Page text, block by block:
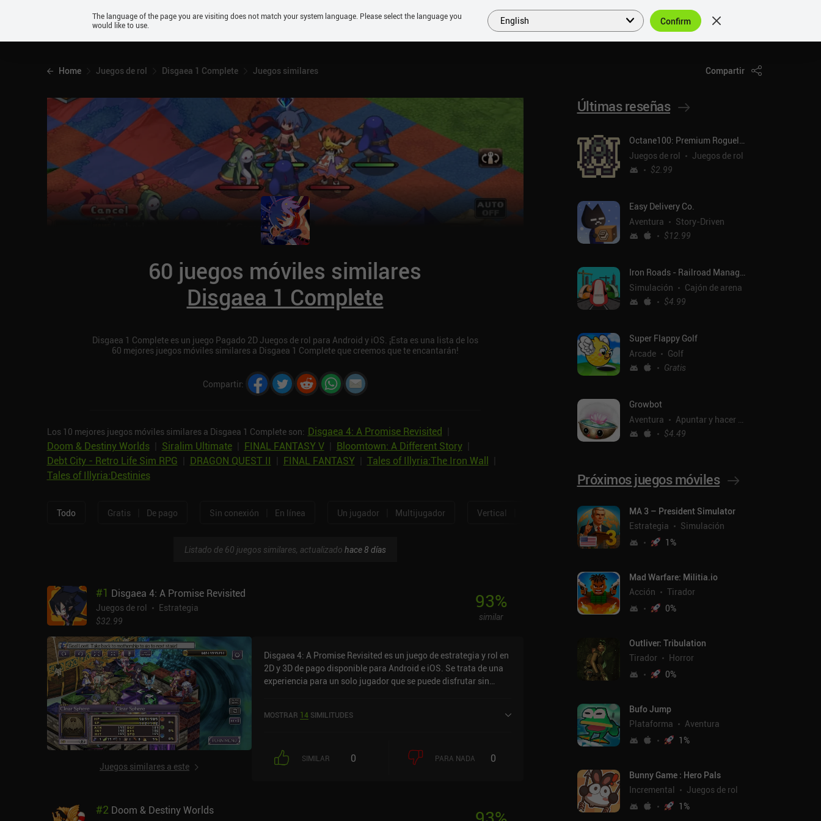
Android
PRÓXIMOS SIMILARES COLECCIONES TOP ES
Home Juegos de rol Disgaea 1 Complete Juegos similares Compartir
60 juegos móviles similares
Disgaea 1 Complete
Disgaea 1 Complete es un juego Pagado 2D Juegos de rol para Android y iOS. ¡Esta es una lista de los
60 mejores juegos móviles similares a Disgaea 1 Complete que creemos que te encantarán!
Compartir:
Los 10 mejores juegos móviles similares a Disgaea 1 Complete son: Disgaea 4: A Promise Revisited
Doom & Destiny Worlds| Siralim Ultimate| FINAL FANTASY V| Bloomtown: A Different Story|
Debt City - Retro Life Sim RPG
DRAGON QUEST II FINAL FANTASY| Tales of Illyria:The Iron Wall
Tales of Illyria:Destinies
Todo Gratis De pago Sin conexión En línea Un jugador Multijugador Vertical
Listado de 60 juegos similares, actualizado hace 8 días
#1 Disgaea 4: A Promise Revisited
Juegos de rol
Estrategia
$32.99
93%
similar
Juegos similares a este
Disgaea 4: A Promise Revisited es un juego de estrategia y rol en
2D y 3D de pago disponible para Android e iOS. Se trata de una
experiencia para un solo jugador que se puede disfrutar sin
Revisited se lanzó en octubre de 2022 y tiene actualmente una
MOSTRAR 14 SIMILITUDES
SIMILAR 0 PARA NADA 0
#2 Doom & Destiny Worlds
Últimas reseñas
Octane100: Premium Roguelike
Juegos de rol
Juegos de rol
$2.99
Easy Delivery Co.
Aventura
Story-Driven
$12.99
Iron Roads - Railroad Manager
Simulación
Cajón de arena
$4.99
Super Flappy Golf
Arcade
Golf
Gratis
Growbot
Aventura
Apuntar y hacer clic
$4.49
Próximos juegos móviles
MA 3 – President Simulator
Estrategia
Simulación
1%
Mad Warfare: Militia.io
Acción
Tirador
0%
Outliver: Tribulation
Tirador
Horror
0%
Bufo Jump
Plataforma
Aventura
1%
Bunny Game : Hero Pals
Incremental
Juegos de rol
1%
The language of the page you are visiting does not match your system language. Please select the language you
would like to use.
English Confirm